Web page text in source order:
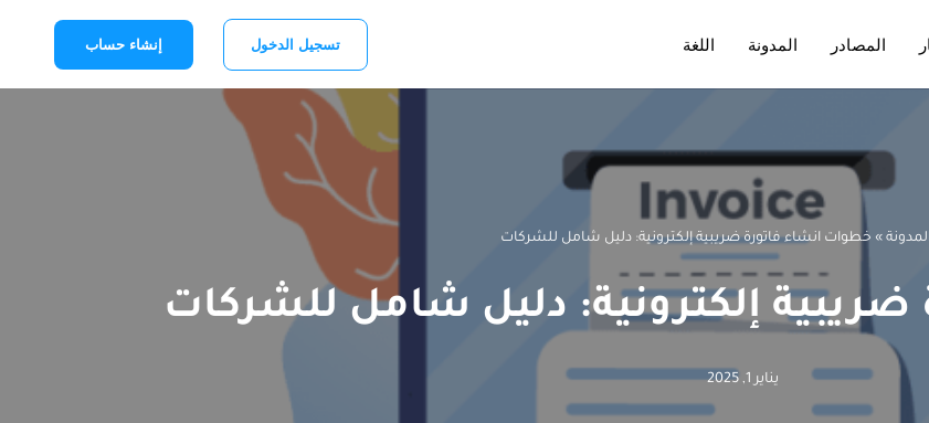
المصادر المدونة اللغة تسجيل الدخول إنشاء حساب
» خطوات انشاء فاتورة ضريبية إلكترونية: دليل شامل للشركات
إلكترونية: دليل شامل للشركات
يناير 1, 2025